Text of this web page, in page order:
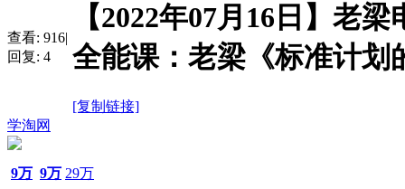
查看: 916|
回复: 4
【2022年07月16日】老
全能课：老梁《标准计划
[复制链接]
学淘网
9万 9万 29万